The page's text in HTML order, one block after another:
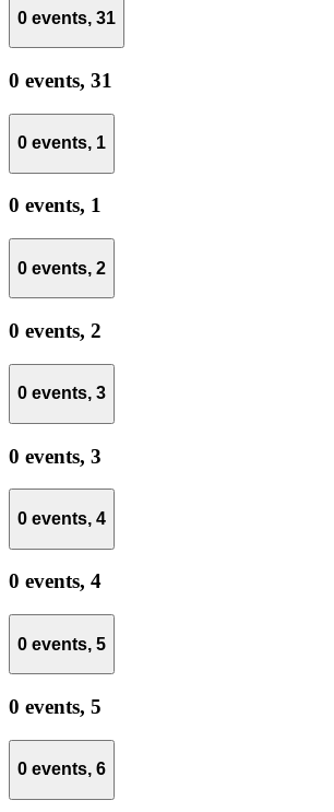
0 events, 31
0 events, 31
0 events, 1
0 events, 1
0 events, 2
0 events, 2
0 events, 3
0 events, 3
0 events, 4
0 events, 4
0 events, 5
0 events, 5
0 events, 6